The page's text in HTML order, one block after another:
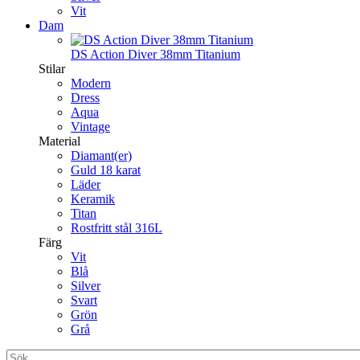
Vit
Dam
DS Action Diver 38mm Titanium
Stilar
Modern
Dress
Aqua
Vintage
Material
Diamant(er)
Guld 18 karat
Läder
Keramik
Titan
Rostfritt stål 316L
Färg
Vit
Blå
Silver
Svart
Grön
Grå